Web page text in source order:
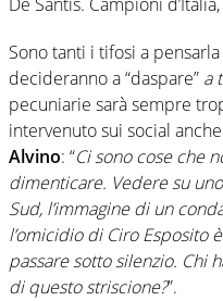
Sono tanti i tifosi a
decideranno a “daspare” a
pecuniarie sarà sempre
intervenuto sui social
Alvino: “Ci sono cose che
dimenticare. Vedere su
Sud, l’immagine di un
l’omicidio di Ciro Esposito
passare sotto silenzio. Chi
di questo striscione?”.